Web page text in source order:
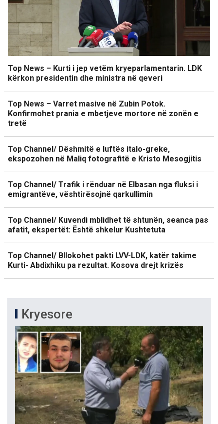
Top News – Kurti i jep vetëm kryeparlamentarin. LDK
kërkon presidentin dhe ministra në qeveri
Top News – Varret masive në Zubin Potok.
Konfirmohet prania e mbetjeve mortore në zonën e
tretë
Top Channel/ Dëshmitë e luftës italo-greke,
ekspozohen në Maliq fotografitë e Kristo Mesogjitis
Top Channel/ Trafik i rënduar në Elbasan nga fluksi i
emigrantëve, vështirësojnë qarkullimin
Top Channel/ Kuvendi mblidhet të shtunën, seanca pas
afatit, ekspertët: Është shkelur Kushtetuta
Top Channel/ Bllokohet pakti LVV-LDK, katër takime
Kurti- Abdixhiku pa rezultat. Kosova drejt krizës
Kryesore